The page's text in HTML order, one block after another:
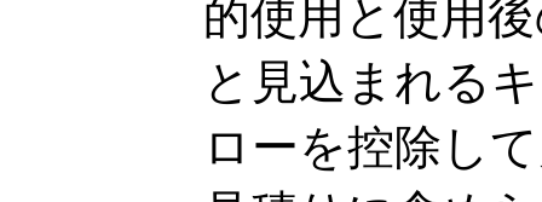
的使用と使用
と見込まれる
ローを控除し